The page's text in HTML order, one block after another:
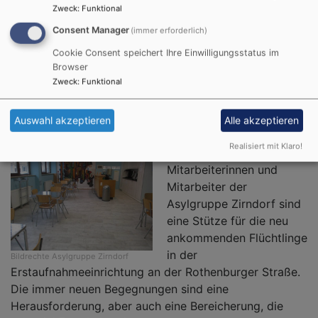
Herzlich willkommen!
- Reinschnuppern
lohnt sich
Bildrechte Asylgruppe Zirndorf
Die ehrenamtlichen
Mitarbeiterinnen und
Mitarbeiter der
Asylgruppe Zirndorf sind
eine Stütze für die neu
ankommenden Flüchtlinge
in der
Erstaufnahmeeinrichtung an der Rothenburger Straße.
Die immer neuen Begegnungen sind eine
Herausforderung, aber auch eine Bereicherung, die
Zweck: Funktional
Consent Manager (immer erforderlich)
Cookie Consent speichert Ihre Einwilligungsstatus im
Browser
Zweck: Funktional
Auswahl akzeptieren Alle akzeptieren
Realisiert mit Klaro!